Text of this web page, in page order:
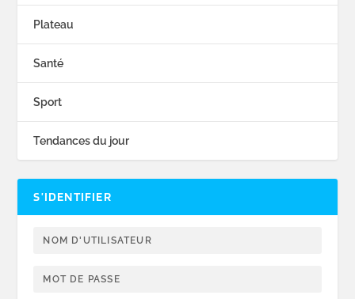
Plateau
Santé
Sport
Tendances du jour
S’IDENTIFIER